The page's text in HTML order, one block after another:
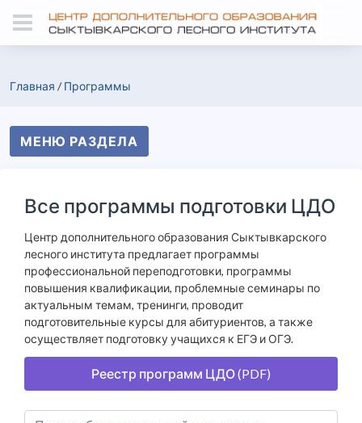
Главная / Программы
МЕНЮ РАЗДЕЛА
Все программы подготовки ЦДО
Центр дополнительного образования Сыктывкарского
лесного института предлагает программы
профессиональной переподготовки, программы
повышения квалификации, проблемные семинары по
актуальным темам, тренинги, проводит
подготовительные курсы для абитуриентов, а также
осуществляет подготовку учащихся к ЕГЭ и ОГЭ.
Реестр программ ЦДО (PDF)